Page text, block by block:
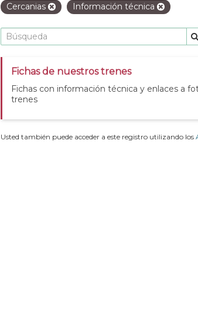
Cercanias
Información técnica
Fichas de nuestros trenes
Fichas con información técnica y enlaces a
trenes
Usted también puede acceder a este registro utilizando los